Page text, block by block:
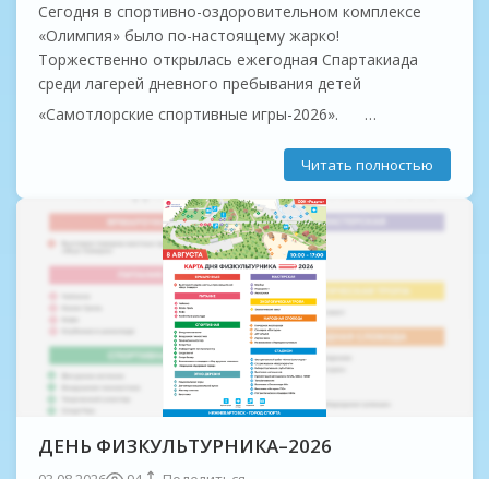
Сегодня в спортивно-оздоровительном комплексе
«Олимпия» было по-настоящему жарко!
Торжественно открылась ежегодная Спартакиада
среди лагерей дневного пребывания детей
«Самотлорские спортивные игры-2026».
С приветственным словом к юным спортсменам
- ️ Дмитрий Котов, советник...
Читать полностью
ДЕНЬ ФИЗКУЛЬТУРНИКА–2026